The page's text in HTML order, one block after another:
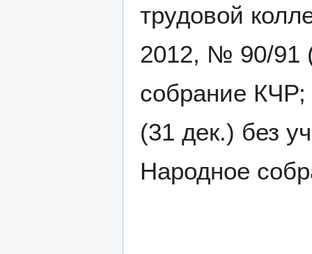
трудовой
2012, № 90/91
собрание
(31 дек.) без
Народное